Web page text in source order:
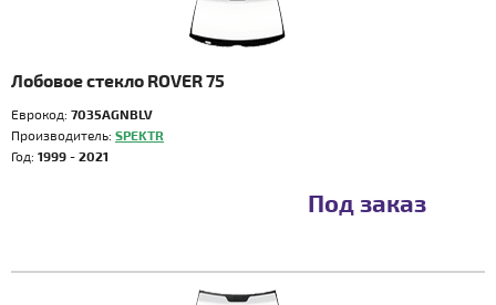
Лобовое стекло ROVER 75
Еврокод: 7035AGNBLV
Производитель: SPEKTR
Год: 1999 - 2021
Под заказ